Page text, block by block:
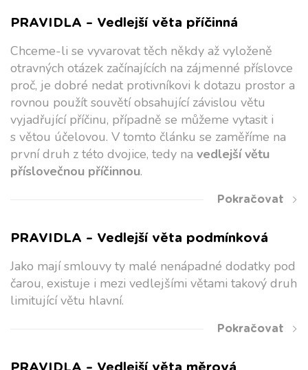
PRAVIDLA – Vedlejší věta příčinná
Chceme-li se vyvarovat těch někdy až vyloženě
otravných otázek začínajících na zájmenné příslovce
proč, je dobré nedat protivníkovi k dotazu prostor a
rovnou použít souvětí obsahující závislou větu
vyjadřující příčinu, případně se můžeme vytasit i
s větou účelovou. V tomto článku se zaměříme na
první druh z této dvojice, tedy na vedlejší větu
příslovečnou příčinnou.
Pokračovat
PRAVIDLA – Vedlejší věta podmínková
Jako mají smlouvy ty malé nenápadné dodatky pod
čarou, existuje i mezi vedlejšími větami takový druh
limitující větu hlavní.
Pokračovat